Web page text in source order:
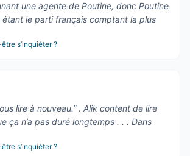
une agente de Poutine, donc Poutine
étant le parti français comptant la plus
s’inquiéter ?
lire à nouveau.” . Alik content de lire
ça n’a pas duré longtemps . . . Dans
s’inquiéter ?